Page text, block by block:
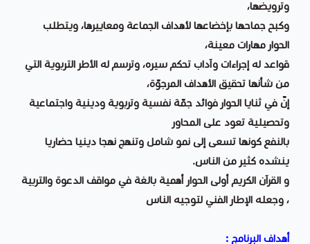
وترويضها،
وكبح جماحها بإخضاعها لأهداف الجماعة ومعاييرها، ويتطلب
الحوار مهارات معينة،
قواعد له إجراءات وآداب تحكم سيره، وترسم له الأطر التربوية التي
من شأنها تحقيق الأهداف المرجوّة،
إنّ في ثنايا الحوار فوائد جمّة نفسية وتربوية ودينية واجتماعية
وتحصيلية تعود على المحاور
بالنفع كونها تسعى إلى نمو شامل وتنهج نهجا دينيا حضاريا
ينشده كثير من الناس.
و القرآن الكريم أولى الحوار أهمية بالغة في مواقف الدعوة والتربية
، وجعله الإطار الفني لتوجيه الناس
أهداف البرنامج :